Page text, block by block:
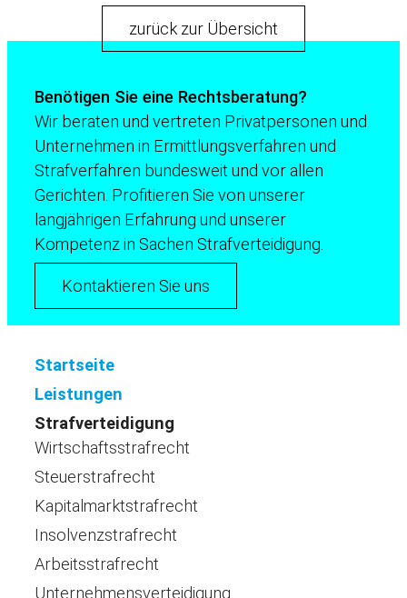
zurück zur Übersicht
Benötigen Sie eine Rechtsberatung?
Wir beraten und vertreten Privatpersonen und
Unternehmen in Ermittlungsverfahren und
Strafverfahren bundesweit und vor allen
Gerichten. Profitieren Sie von unserer
langjährigen Erfahrung und unserer
Kompetenz in Sachen Strafverteidigung.
Kontaktieren Sie uns
Startseite
Leistungen
Strafverteidigung
Wirtschaftsstrafrecht
Steuerstrafrecht
Kapitalmarktstrafrecht
Insolvenzstrafrecht
Arbeitsstrafrecht
Unternehmensverteidigung